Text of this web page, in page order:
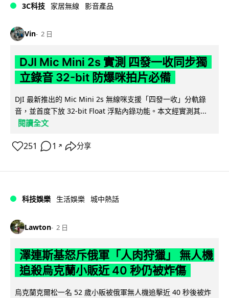
3C科技 家居無線 影音產品
Vin 2 日
DJI Mic Mini 2s 實測 四發一收同步獨
立錄音 32-bit 防爆咪拍片必備
DJI 最新推出的 Mic Mini 2s 無線咪支援「四發一收」分軌錄
音，並首度下放 32-bit Float 浮點內錄功能。本文經實測其...
閱讀全文
251 1 ↗ 分享
科技娛樂 生活娛樂 城中熱話
Lawton 2 日
澤連斯基怒斥俄軍「人肉狩獵」 無人機
追殺烏克蘭小販近 40 秒仍被炸傷
烏克蘭克爾松一名 52 歲小販被俄軍無人機追擊近 40 秒後被炸